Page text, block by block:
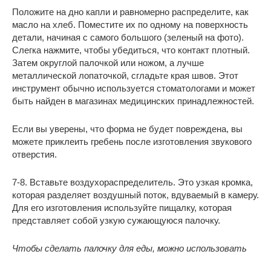
Положите на дно капли и равномерно распределите, как
масло на хлеб. Поместите их по одному на поверхность
детали, начиная с самого большого (зеленый на фото).
Слегка нажмите, чтобы убедиться, что контакт плотный.
Затем округлой палочкой или ножом, а лучше
металлической лопаточкой, сгладьте края швов. Этот
инструмент обычно используется стоматологами и может
быть найден в магазинах медицинских принадлежностей.
Если вы уверены, что форма не будет повреждена, вы
можете приклеить гребень после изготовления звукового
отверстия.
7-8. Вставьте воздухораспределитель. Это узкая кромка,
которая разделяет воздушный поток, вдуваемый в камеру.
Для его изготовления используйте пищалку, которая
представляет собой узкую сужающуюся палочку.
Чтобы сделать палочку для еды, можно использовать